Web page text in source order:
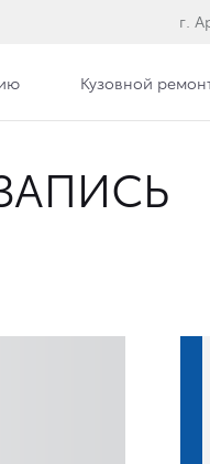
г.
Кузовной